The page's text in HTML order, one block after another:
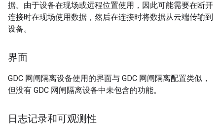
据。由于设备在现场或远程位置使用，因此可能需要在断开
连接时在现场使用数据，然后在连接时将数据从云端传输到
设备。
界面
GDC 网闸隔离设备使用的界面与 GDC 网闸隔离配置类似，
但没有 GDC 网闸隔离设备中未包含的功能。
日志记录和可观测性